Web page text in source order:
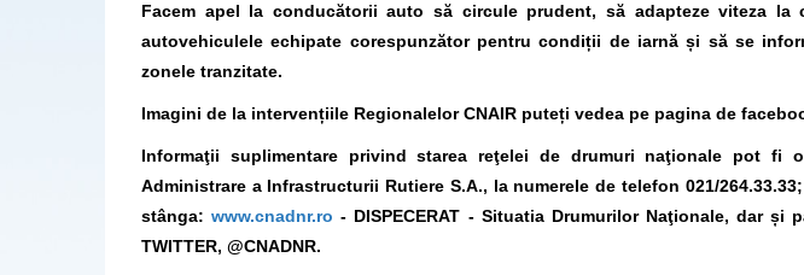
Facem apel la conducătorii auto să circule prudent, să adapteze viteza
autovehiculele echipate corespunzător pentru condiții de iarnă și să se
zonele tranzitate.
Imagini de la intervențiile Regionalelor CNAIR puteți vedea pe pagina de
Informaţii suplimentare privind starea reţelei de drumuri naţionale pot fi
Administrare a Infrastructurii Rutiere S.A., la numerele de telefon 021/
stânga:www.cnadnr.ro - DISPECERAT - Situatia Drumurilor Naţionale, dar și
TWITTER, @CNADNR.